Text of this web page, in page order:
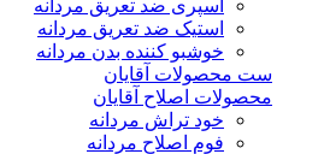
اسپری ضد تعریق مردانه
استیک ضد تعریق مردانه
خوشبو کننده بدن مردانه
ست محصولات آقایان
محصولات اصلاح آقایان
خود تراش مردانه
فوم اصلاح مردانه